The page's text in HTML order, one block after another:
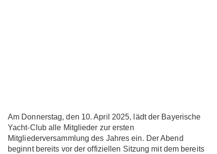
Am Donnerstag, den 10. April 2025, lädt der Bayerische
Yacht-Club alle Mitglieder zur ersten
Mitgliederversammlung des Jahres ein. Der Abend
beginnt bereits vor der offiziellen Sitzung mit dem bereits